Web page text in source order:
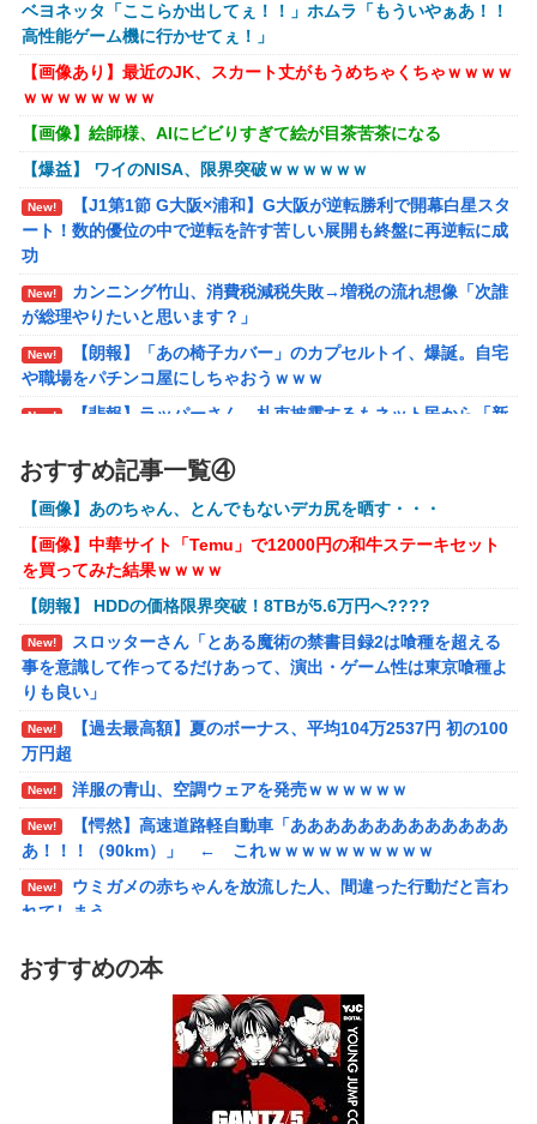
New!
【ホロライブ】ニコ、引っ越し先に洗濯機置き場がな
い
【艦これ】そもそも深海ってなんか悪いことしたの
New! 【艦これ】けーかいじん 他
New!
【艦これ】E5ヌルイとかいう風説には騙されないぞ
スキャンプくらいヌルイのなら考える
New!
アリスソフト「ランス10」ゲーム画面公開キター！ウ
ぞ！
New!
シュート選手が結婚を発表、ネモ選手とウメハラ選手
が婚姻届の証人に。
New!
【ハコヅメ】 第6話 感想 誰よりも早く！【～交番女
子の逆襲～】
♪」対魔忍RPG・新イベント『バニーとヨミハラクライシ
ス』
New!
【にじさんじ】七瀬、動物園でアシカに水をかけられ
ビショビショに→たまこ爆笑
ゲーム「すごい武器を手に入れましたが必要レベルに達して
いないので装備できません」←このシステムｗｗｗｗ
【にじさんじ】Cellmates、NG行動回避ゲーム！フリが露
骨すぎる
【動画】マーベルの新作格ゲー、歴代格ゲーのパロディが多
すぎて話題にwwwwwww
ベヨネッタ「ここらか出してぇ！！」ホムラ「もういやぁあ！！
高性能ゲーム機に行かせてぇ！」
【画像あり】最近のJK、スカート丈がもうめちゃくちゃｗｗｗｗ
ｗｗｗｗｗｗｗｗ
【画像】絵師様、AIにビビりすぎて絵が目茶苦茶になる
【爆益】 ワイのNISA、限界突破ｗｗｗｗｗｗ
New!
【J1第1節 G大阪×浦和】G大阪が逆転勝利で開幕白星スタ
ート！数的優位の中で逆転を許す苦しい展開も終盤に再逆転に成
功
New!
カンニング竹山、消費税減税失敗→増税の流れ想像「次誰
が総理やりたいと思います？」
New!
【朗報】「あの椅子カバー」のカプセルトイ、爆誕。自宅
や職場をパチンコ屋にしちゃおうｗｗｗ
New!
【悲報】ラッパーさん、札束披露するもネット民から「新
New!
【動画】大阪府警のおっさん射殺映像が公開される。当然
のように無抵抗だったことが発覚
New!
【画像あり】ディズニーの「おいなり巻（600円）」、卑
猥すぎて賛否両論ｗｗｗｗｗ
New! 【動画】熊本地震発生時の手術室の様子が公開される
New!
海外「先進国で日本だけパスポート所有率が低すぎる、何
故なのか」
New! 【朗報】ぐらんぶるのヒロイン、遂にデレるwwww
New!
【悲報】ショートスリーパー堀さん、対面で高須幹弥にブ
チギレるｗｗｗｗ
New!
【画像】咲-saki-作者、ようやく『奇乳』に気付くｗｗｗ
ｗ
New!
夫さん、妻に「天井のシミ数えてれば終わるでな」と押し
倒されて性行為 → 凄いことになるｗｗｗｗｗ
New!
【悲報】イオン、大行列ができる…一体何が起きてるん
New!
シュート選手が結婚を発表、ネモ選手とウメハラ選手が婚
えなこ、ハイレグの股間見え過ぎタマランわ
【ホロライブ】POP UP PARADE「雪花ラミィ」フィギュ
おすすめ記事一覧④
【画像】あのちゃん、とんでもないデカ尻を晒す・・・
【画像】中華サイト「Temu」で12000円の和牛ステーキセット
を買ってみた結果ｗｗｗｗ
【朗報】 HDDの価格限界突破！8TBが5.6万円へ????
New!
スロッターさん「とある魔術の禁書目録2は喰種を超える
事を意識して作ってるだけあって、演出・ゲーム性は東京喰種よ
りも良い」
New!
【過去最高額】夏のボーナス、平均104万2537円 初の100
万円超
New! 洋服の青山、空調ウェアを発売ｗｗｗｗｗｗ
New!
【愕然】高速道路軽自動車「あああああああああああああ
あ！！！（90km）」 ← これｗｗｗｗｗｗｗｗｗｗ
New!
ウミガメの赤ちゃんを放流した人、間違った行動だと言わ
れてしまう
多すぎて話題にwwwwwww
【艦これ】そもそも深海ってなんか悪いことしたの
【艦これ】けーかいじん 他
【艦これ】E5ヌルイとかいう風説には騙されないぞ スキ
ャンプくらいヌルイのなら考える
おすすめの本